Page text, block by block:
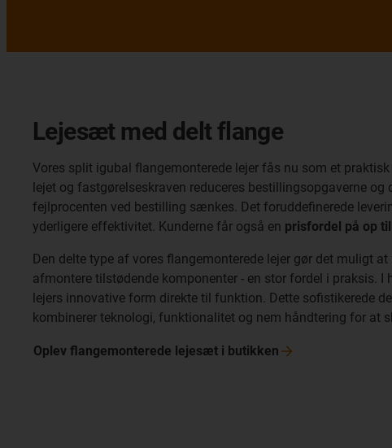
Lejesæt med delt flange
Vores split igubal flangemonterede lejer fås nu som et
lejet og fastgørelseskraven reduceres bestillingsopgaverne
fejlprocenten ved bestilling sænkes. Det foruddefinerede
yderligere effektivitet. Kunderne får også en prisfordel på op til
Den delte type af vores flangemonterede lejer gør det muligt
afmontere tilstødende komponenter - en stor fordel i praksis.
lejers innovative form direkte til funktion. Dette sofistikerede
kombinerer teknologi, funktionalitet og nem håndtering for
Oplev flangemonterede lejesæt i butikken